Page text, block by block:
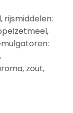
rijsmiddelen:
zout,